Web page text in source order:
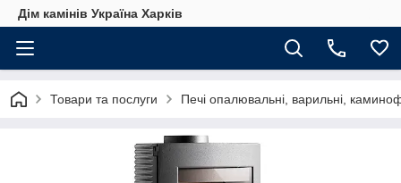
Дім камінів Україна Харків
Товари та послуги Печі опалювальні, варильні,